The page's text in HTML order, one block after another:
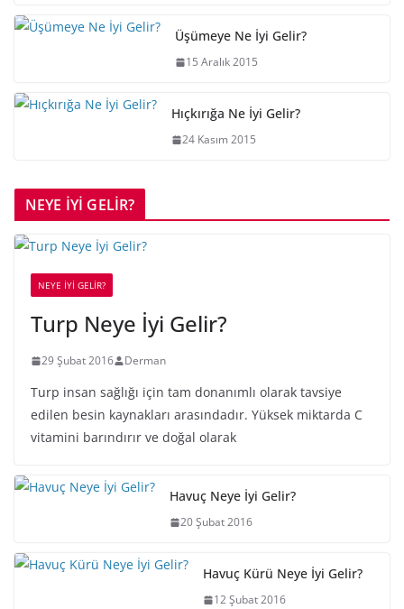
Üşümeye Ne İyi Gelir?
15 Aralık 2015
Hıçkırığa Ne İyi Gelir?
24 Kasım 2015
NEYE İYİ GELİR?
NEYE İYİ GELİR?
Turp Neye İyi Gelir?
29 Şubat 2016 Derman
Turp insan sağlığı için tam donanımlı olarak tavsiye
edilen besin kaynakları arasındadır. Yüksek miktarda C
vitamini barındırır ve doğal olarak
Havuç Neye İyi Gelir?
20 Şubat 2016
Havuç Kürü Neye İyi Gelir?
12 Şubat 2016